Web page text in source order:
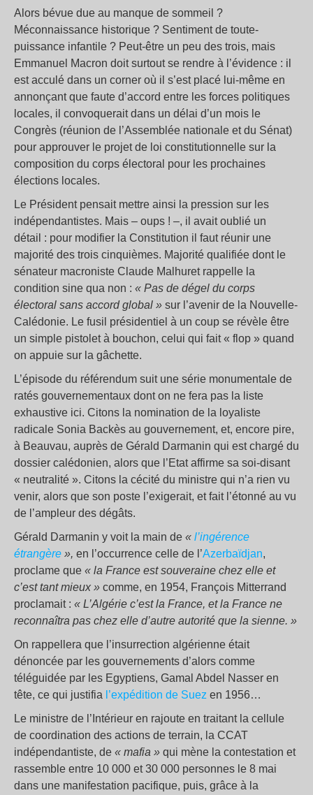
Alors bévue due au manque de sommeil ?
Méconnaissance historique ? Sentiment de toute-
puissance infantile ? Peut-être un peu des trois, mais
Emmanuel Macron doit surtout se rendre à l’évidence : il
est acculé dans un corner où il s’est placé lui-même en
annonçant que faute d’accord entre les forces politiques
locales, il convoquerait dans un délai d’un mois le
Congrès (réunion de l’Assemblée nationale et du Sénat)
pour approuver le projet de loi constitutionnelle sur la
composition du corps électoral pour les prochaines
élections locales.
Le Président pensait mettre ainsi la pression sur les
indépendantistes. Mais – oups ! –, il avait oublié un
détail : pour modifier la Constitution il faut réunir une
majorité des trois cinquièmes. Majorité qualifiée dont le
sénateur macroniste Claude Malhuret rappelle la
condition sine qua non : « Pas de dégel du corps
électoral sans accord global » sur l’avenir de la Nouvelle-
Calédonie. Le fusil présidentiel à un coup se révèle être
un simple pistolet à bouchon, celui qui fait « flop » quand
on appuie sur la gâchette.
L’épisode du référendum suit une série monumentale de
ratés gouvernementaux dont on ne fera pas la liste
exhaustive ici. Citons la nomination de la loyaliste
radicale Sonia Backès au gouvernement, et, encore pire,
à Beauvau, auprès de Gérald Darmanin qui est chargé du
dossier calédonien, alors que l’Etat affirme sa soi-disant
« neutralité ». Citons la cécité du ministre qui n’a rien vu
venir, alors que son poste l’exigerait, et fait l’étonné au vu
de l’ampleur des dégâts.
Gérald Darmanin y voit la main de « l’ingérence
étrangère », en l’occurrence celle de l’Azerbaïdjan,
proclame que « la France est souveraine chez elle et
c’est tant mieux » comme, en 1954, François Mitterrand
proclamait : « L’Algérie c’est la France, et la France ne
reconnaîtra pas chez elle d’autre autorité que la sienne. »
On rappellera que l’insurrection algérienne était
dénoncée par les gouvernements d’alors comme
téléguidée par les Egyptiens, Gamal Abdel Nasser en
tête, ce qui justifia l’expédition de Suez en 1956…
Le ministre de l’Intérieur en rajoute en traitant la cellule
de coordination des actions de terrain, la CCAT
indépendantiste, de « mafia » qui mène la contestation et
rassemble entre 10 000 et 30 000 personnes le 8 mai
dans une manifestation pacifique, puis, grâce à la